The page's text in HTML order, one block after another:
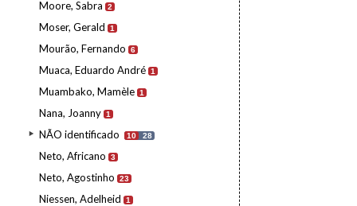
Moore, Sabra 2
Moser, Gerald 1
Mourão, Fernando 6
Muaca, Eduardo André 1
Muambako, Mamèle 1
Nana, Joanny 1
NÃO identificado 10 28
Neto, Africano 3
Neto, Agostinho 23
Niessen, Adelheid 1